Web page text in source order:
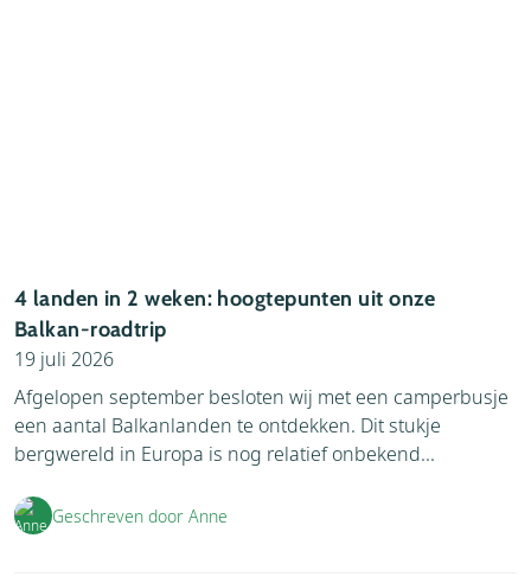
4 landen in 2 weken: hoogtepunten uit onze
Balkan-roadtrip
19 juli 2026
Afgelopen september besloten wij met een camperbusje
een aantal Balkanlanden te ontdekken. Dit stukje
bergwereld in Europa is nog relatief onbekend...
Geschreven door Anne